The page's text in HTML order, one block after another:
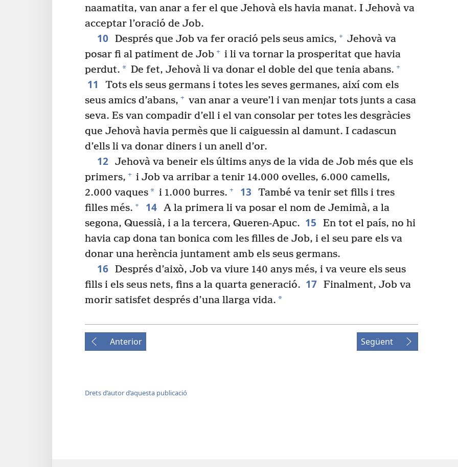
naamatita, van anar a fer el que Jehovà els havia manat. I Jehovà va
acceptar l’oració de Job.
10 Després que Job va fer oració pels seus amics, + Jehovà va
posar fi al patiment de Job + i li va tornar la prosperitat que havia
perdut. * De fet, Jehovà li va donar el doble del que tenia abans. +
11
Tots els seus germans i totes les seves germanes, així com els
seus amics d’abans, + van anar a veure’l i van menjar tots junts a casa
seva. Es van compadir d’ell i el van consolar per totes les desgràcies
que Jehovà havia permès que li caiguessin al damunt. I cadascun
d’ells li va donar diners i un anell d’or.
12 Jehovà va beneir els últims anys de la vida de Job més que els
primers, + i Job va arribar a tenir 14.000 ovelles, 6.000 camells,
2.000 vaques* i 1.000 burres. + 13
També va tenir set fills i tres
filles més. + 14 A la primera li va posar el nom de Jemimà, a la
segona, Quessià, i a la tercera, Queren-Apuc. 15
En tot el país, no hi
havia cap dona tan bonica com les filles de Job, i el seu pare els va
donar una herència juntament amb els seus germans.
16 Després d’això, Job va viure 140 anys més, i va veure els seus
fills i els seus nets, fins a la quarta generació. 17 Finalment, Job va
morir satisfet després d’una llarga vida. *
Anterior Següent
Drets d’autor d’aquesta publicació